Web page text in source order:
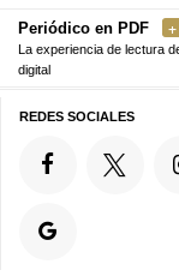
Periódico en PDF
La experiencia de lectura
digital
REDES SOCIALES